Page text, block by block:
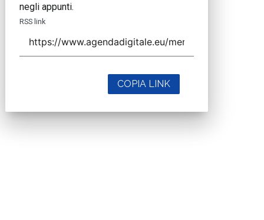
negli appunti.
RSS link
COPIA LINK